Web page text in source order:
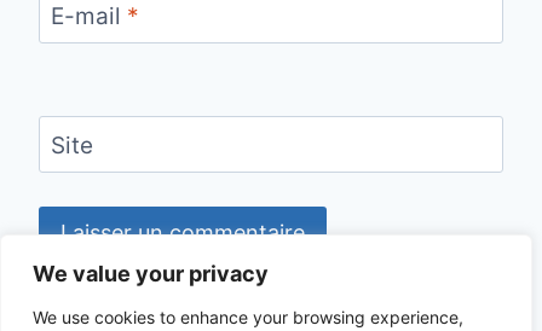
We value your privacy
We use cookies to enhance your browsing experience,
E-mail *
Site